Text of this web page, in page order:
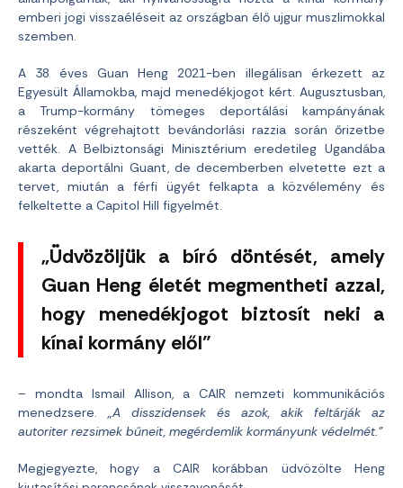
emberi jogi visszaéléseit az országban élő ujgur muszlimokkal
szemben.
A 38 éves Guan Heng 2021-ben illegálisan érkezett az
Egyesült Államokba, majd menedékjogot kért. Augusztusban,
a Trump-kormány tömeges deportálási kampányának
részeként végrehajtott bevándorlási razzia során őrizetbe
vették. A Belbiztonsági Minisztérium eredetileg Ugandába
akarta deportálni Guant, de decemberben elvetette ezt a
tervet, miután a férfi ügyét felkapta a közvélemény és
felkeltette a Capitol Hill figyelmét.
„Üdvözöljük a bíró döntését, amely
Guan Heng életét megmentheti azzal,
hogy menedékjogot biztosít neki a
kínai kormány elől”
– mondta Ismail Allison, a CAIR nemzeti kommunikációs
menedzsere. „A disszidensek és azok, akik feltárják az
autoriter rezsimek bűneit, megérdemlik kormányunk védelmét.”
Megjegyezte, hogy a CAIR korábban üdvözölte Heng